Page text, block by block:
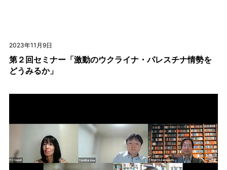
2023年11月9日
第２回セミナー「激動のウクライナ・パレスチナ情勢を
どうみるか」